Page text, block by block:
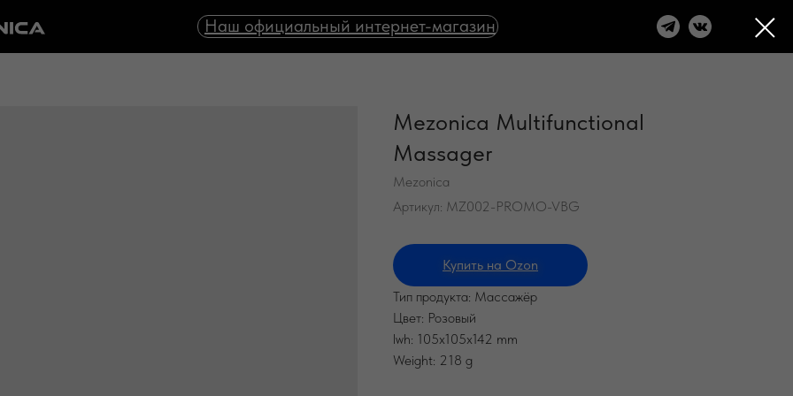
Наш официальный интернет-магазин
Mezonica Multifunctional
Massager
Mezonica
Артикул: MZ002-PROMO-VBG
Купить на Ozon
Тип продукта: Массажёр
Цвет: Розовый
lwh: 105x105x142 mm
Weight: 218 g